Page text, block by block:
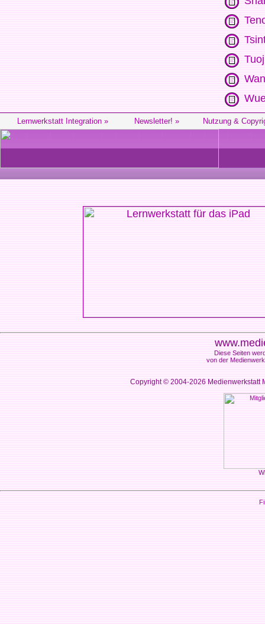
Lernwerkstatt Integration » Newsletter! » Nutzung &
Diese Seiten
von der
Copyright © 2004-2026Medienwerkstatt